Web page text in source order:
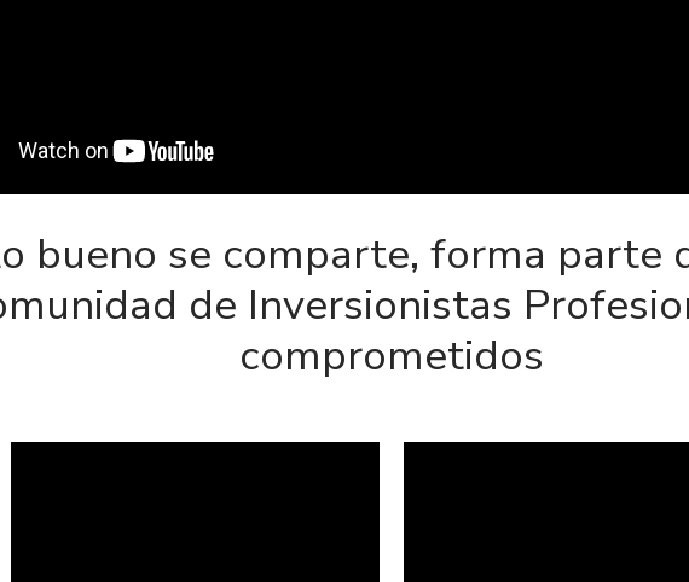
bueno se comparte, forma parte
de Inversionistas
comprometidos